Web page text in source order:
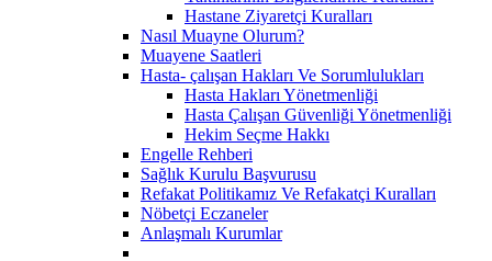
Hastane Ziyaretçi Kuralları
Nasıl Muayne Olurum?
Muayene Saatleri
Hasta- çalışan Hakları Ve Sorumlulukları
Hasta Hakları Yönetmenliği
Hasta Çalışan Güvenliği Yönetmenliği
Hekim Seçme Hakkı
Engelle Rehberi
Sağlık Kurulu Başvurusu
Refakat Politikamız Ve Refakatçi Kuralları
Nöbetçi Eczaneler
Anlaşmalı Kurumlar